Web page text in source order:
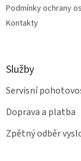
Podmínky ochrany
Kontakty
Služby
Servisní
Doprava a platba
Zpětný odběr